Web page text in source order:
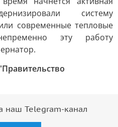
систему
современные тепловые
эту работу
наш Telegram-канал